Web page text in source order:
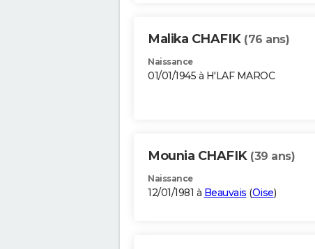
Malika CHAFIK (76 ans)
Naissance
01/01/1945 à H'LAF MAROC
Mounia CHAFIK (39 ans)
Naissance
12/01/1981 à Beauvais (Oise)